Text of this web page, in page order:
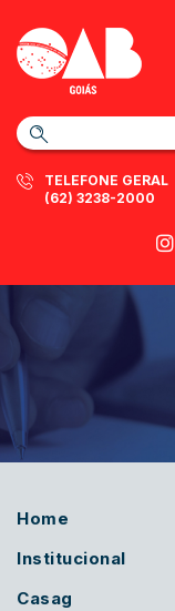
TELEFONE GERAL
(62) 3238-2000
Home
Institucional
Casag